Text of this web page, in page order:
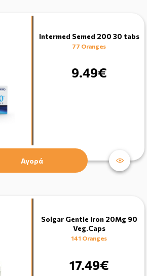
Intermed Semed 200 30 tabs
77 Oranges
9.49€
Αγορά
Solgar Gentle Iron 20Mg 90
Veg.Caps
141 Oranges
17.49€